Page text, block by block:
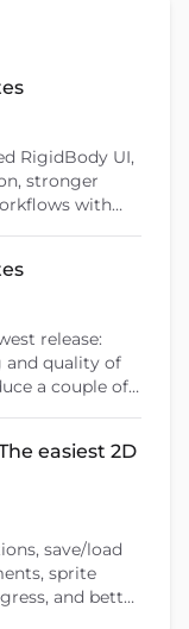
RigidBody UI,
stronger
with
features like
release:
and quality of
a couple of
easiest 2D
save/load
sprite
and better